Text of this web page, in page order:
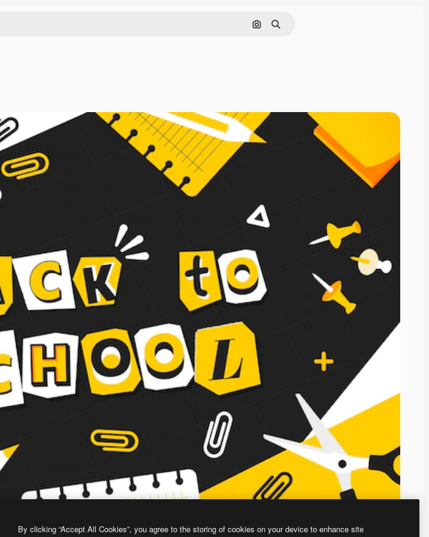
画像で検索
検索
By clicking “Accept All Cookies”, you agree to the storing of cookies on your device to enhance site